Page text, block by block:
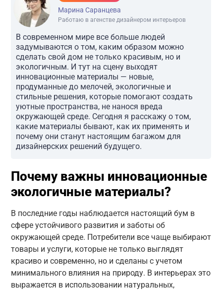
Марина Саранцева
Работаю в агенстве дизайнером интерьеров
В современном мире все больше людей
задумываются о том, каким образом можно
сделать свой дом не только красивым, но и
экологичным. И тут на сцену выходят
инновационные материалы — новые,
продуманные до мелочей, экологичные и
стильные решения, которые помогают создать
уютные пространства, не нанося вреда
окружающей среде. Сегодня я расскажу о том,
какие материалы бывают, как их применять и
почему они станут настоящим багажом для
дизайнерских решений будущего.
Почему важны инновационные
экологичные материалы?
В последние годы наблюдается настоящий бум в
сфере устойчивого развития и заботы об
окружающей среде. Потребители все чаще выбирают
товары и услуги, которые не только выглядят
красиво и современно, но и сделаны с учетом
минимального влияния на природу. В интерьерах это
выражается в использовании натуральных,